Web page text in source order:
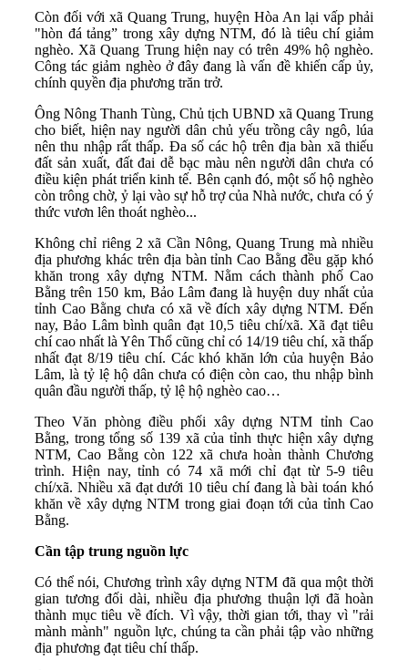
Còn đối với xã Quang Trung, huyện Hòa An lại vấp phải
"hòn đá tảng” trong xây dựng NTM, đó là tiêu chí giảm
nghèo. Xã Quang Trung hiện nay có trên 49% hộ nghèo.
Công tác giảm nghèo ở đây đang là vấn đề khiến cấp ủy,
chính quyền địa phương trăn trở.
Ông Nông Thanh Tùng, Chủ tịch UBND xã Quang Trung
cho biết, hiện nay người dân chủ yếu trồng cây ngô, lúa
nên thu nhập rất thấp. Đa số các hộ trên địa bàn xã thiếu
đất sản xuất, đất đai dễ bạc màu nên người dân chưa có
điều kiện phát triển kinh tế. Bên cạnh đó, một số hộ nghèo
còn trông chờ, ỷ lại vào sự hỗ trợ của Nhà nước, chưa có ý
thức vươn lên thoát nghèo...
Không chỉ riêng 2 xã Cần Nông, Quang Trung mà nhiều
địa phương khác trên địa bàn tỉnh Cao Bằng đều gặp khó
khăn trong xây dựng NTM. Nằm cách thành phố Cao
Bằng trên 150 km, Bảo Lâm đang là huyện duy nhất của
tỉnh Cao Bằng chưa có xã về đích xây dựng NTM. Đến
nay, Bảo Lâm bình quân đạt 10,5 tiêu chí/xã. Xã đạt tiêu
chí cao nhất là Yên Thổ cũng chỉ có 14/19 tiêu chí, xã thấp
nhất đạt 8/19 tiêu chí. Các khó khăn lớn của huyện Bảo
Lâm, là tỷ lệ hộ dân chưa có điện còn cao, thu nhập bình
quân đầu người thấp, tỷ lệ hộ nghèo cao…
Theo Văn phòng điều phối xây dựng NTM tỉnh Cao
Bằng, trong tổng số 139 xã của tỉnh thực hiện xây dựng
NTM, Cao Bằng còn 122 xã chưa hoàn thành Chương
trình. Hiện nay, tỉnh có 74 xã mới chỉ đạt từ 5-9 tiêu
chí/xã. Nhiều xã đạt dưới 10 tiêu chí đang là bài toán khó
khăn về xây dựng NTM trong giai đoạn tới của tỉnh Cao
Bằng.
Cần tập trung nguồn lực
Có thể nói, Chương trình xây dựng NTM đã qua một thời
gian tương đối dài, nhiều địa phương thuận lợi đã hoàn
thành mục tiêu về đích. Vì vậy, thời gian tới, thay vì "rải
mành mành" nguồn lực, chúng ta cần phải tập vào những
địa phương đạt tiêu chí thấp.